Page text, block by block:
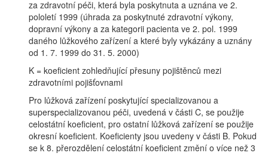
za zdravotní péči, která byla poskytnuta a uznána ve 2.
pololetí 1999 (úhrada za poskytnuté zdravotní výkony,
dopravní výkony a za kategorii pacienta ve 2. pol. 1999
daného lůžkového zařízení a které byly vykázány a uznány
od 1. 7. 1999 do 31. 5. 2000)
K = koeficient zohledňující přesuny pojištěnců mezi
zdravotními pojišťovnami
Pro lůžková zařízení poskytující specializovanou a
superspecializovanou péči, uvedená v části C, se použije
celostátní koeficient, pro ostatní lůžková zařízení se použije
okresní koeficient. Koeficienty jsou uvedeny v části B. Pokud
se k 8. přerozdělení celostátní koeficient změní o více než 3